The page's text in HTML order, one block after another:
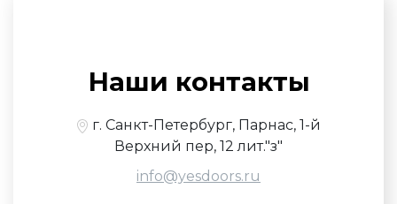
Наши контакты
г. Санкт-Петербург, Парнас, 1-й
Верхний пер, 12 лит."з"
info@yesdoors.ru